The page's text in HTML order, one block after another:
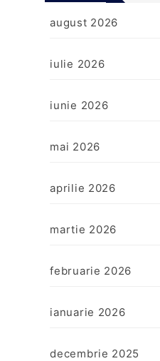
august 2026
iulie 2026
iunie 2026
mai 2026
aprilie 2026
martie 2026
februarie 2026
ianuarie 2026
decembrie 2025